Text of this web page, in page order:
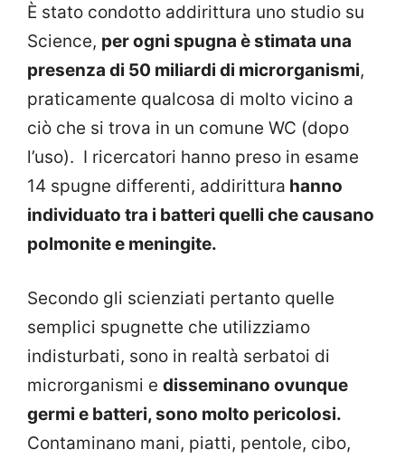
È stato condotto addirittura uno studio su
Science, per ogni spugna è stimata una
presenza di 50 miliardi di microrganismi,
praticamente qualcosa di molto vicino a
ciò che si trova in un comune WC (dopo
l’uso). I ricercatori hanno preso in esame
14 spugne differenti, addirittura hanno
individuato tra i batteri quelli che causano
polmonite e meningite.
Secondo gli scienziati pertanto quelle
semplici spugnette che utilizziamo
indisturbati, sono in realtà serbatoi di
microrganismi e disseminano ovunque
germi e batteri, sono molto pericolosi.
Contaminano mani, piatti, pentole, cibo,